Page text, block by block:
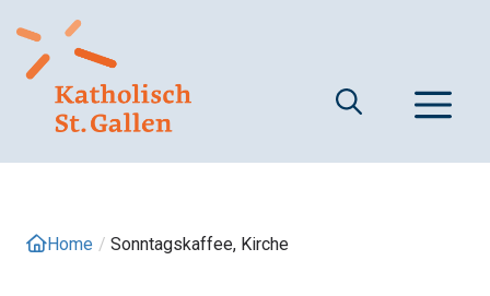
zum
Inhalt
Home / Sonntagskaffee, Kirche